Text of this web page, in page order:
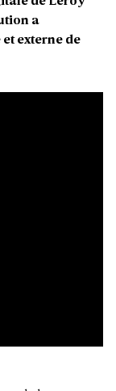
a
externe de